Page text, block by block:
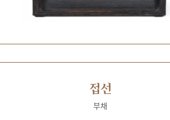
접선
부채